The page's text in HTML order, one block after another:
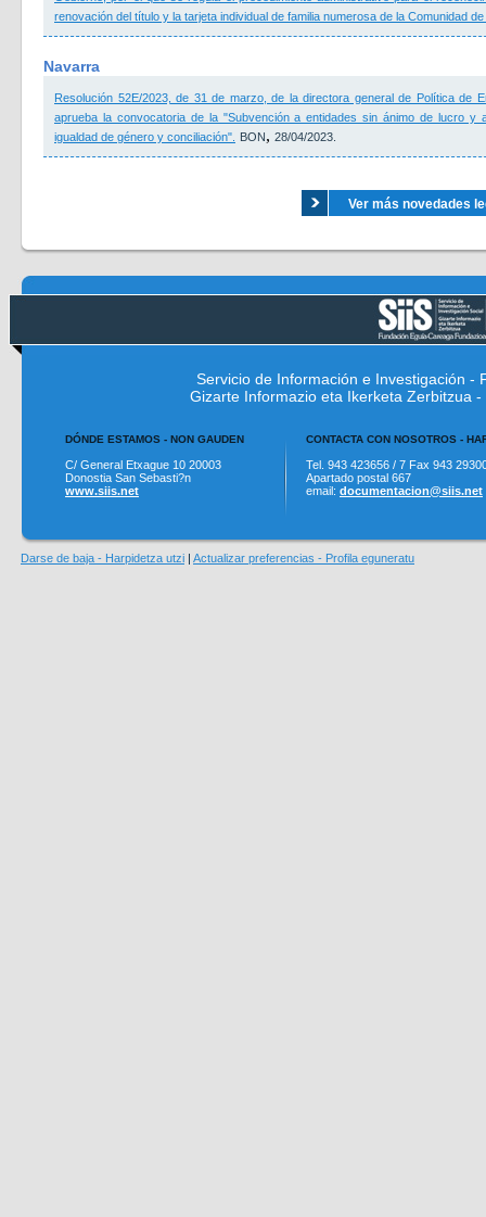
renovación del título y la tarjeta individual de familia numerosa de la Comunidad
Navarra
Resolución 52E/2023, de 31 de marzo, de la directora general de Política de
aprueba la convocatoria de la "Subvención a entidades sin ánimo de lucro
igualdad de género y conciliación".
BON, 28/04/2023.
Ver más novedades
Servicio de Información e Investigación -
Gizarte Informazio eta Ikerketa Zerbitzua
DÓNDE ESTAMOS - NON GAUDEN CONTACTA CON NOSOTROS -
C/ General Etxague 10 20003
Donostia San Sebasti?n
www.siis.net
Tel. 943 423656 / 7 Fax 943
Apartado postal 667
email: documentacion@siis.net
Darse de baja - Harpidetza utzi | Actualizar preferencias - Profila eguneratu